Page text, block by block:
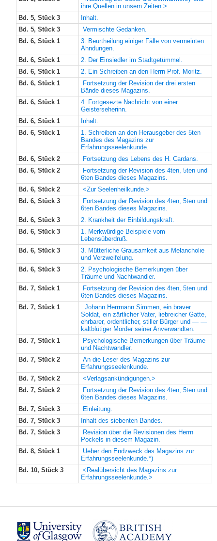
ihre Quellen in unsern Zeiten.>
Bd. 5, Stück 3
Inhalt.
Bd. 5, Stück 3
Vermischte Gedanken.
Bd. 6, Stück 1
3. Beurtheilung einiger Fälle von vermeinten
Ahndungen.
Bd. 6, Stück 1
2. Der Einsiedler im Stadtgetümmel.
Bd. 6, Stück 1
2. Ein Schreiben an den Herrn Prof. Moritz.
Bd. 6, Stück 1
Fortsetzung der Revision der drei ersten
Bände dieses Magazins.
Bd. 6, Stück 1
4. Fortgesezte Nachricht von einer
Geisterseherinn.
Bd. 6, Stück 1
Inhalt.
Bd. 6, Stück 1
1. Schreiben an den Herausgeber des 5ten
Bandes des Magazins zur
Erfahrungsseelenkunde.
Bd. 6, Stück 2
Fortsetzung des Lebens des H. Cardans.
Bd. 6, Stück 2
Fortsetzung der Revision des 4ten, 5ten und
6ten Bandes dieses Magazins.
Bd. 6, Stück 2
<Zur Seelenheilkunde.>
Bd. 6, Stück 3
Fortsetzung der Revision des 4ten, 5ten und
6ten Bandes dieses Magazins.
Bd. 6, Stück 3
2. Krankheit der Einbildungskraft.
Bd. 6, Stück 3
1. Merkwürdige Beispiele vom
Lebensüberdruß.
Bd. 6, Stück 3
3. Mütterliche Grausamkeit aus Melancholie
und Verzweifelung.
Bd. 6, Stück 3
2. Psychologische Bemerkungen über
Träume und Nachtwandler.
Bd. 7, Stück 1
Fortsetzung der Revision des 4ten, 5ten und
6ten Bandes dieses Magazins.
Bd. 7, Stück 1
Johann Herrmann Simmen, ein braver
Soldat, ein zärtlicher Vater, liebreicher Gatte,
ehrbarer, ordentlicher, stiller Bürger und — —
kaltblütiger Mörder seiner Anverwandten.
Bd. 7, Stück 1
Psychologische Bemerkungen über Träume
und Nachtwandler.
Bd. 7, Stück 2
An die Leser des Magazins zur
Erfahrungsseelenkunde.
Bd. 7, Stück 2
<Verlagsankündigungen.>
Bd. 7, Stück 2
Fortsetzung der Revision des 4ten, 5ten und
6ten Bandes dieses Magazins.
Bd. 7, Stück 3
Einleitung.
Bd. 7, Stück 3
Inhalt des siebenten Bandes.
Bd. 7, Stück 3
Revision über die Revisionen des Herrn
Pockels in diesem Magazin.
Bd. 8, Stück 1
Ueber den Endzweck des Magazins zur
Erfahrungsseelenkunde.*)
Bd. 10, Stück 3
<Realübersicht des Magazins zur
Erfahrungsseelenkunde.>